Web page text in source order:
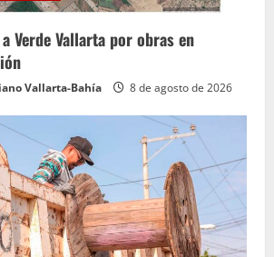
Verde Vallarta por obras en
Vallarta-Bahía 8 de agosto de 2026